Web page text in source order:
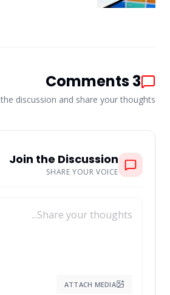
3
Comments
Join the discussion and share your thoughts
Join the Discussion
SHARE YOUR VOICE
ATTACH MEDIA